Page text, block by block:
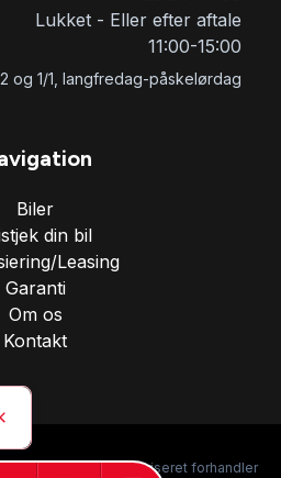
Lukket - Eller efter aftale
11:00-15:00
og 1/1, langfredag-påskelørdag
Biler
din bil
Leasing
Garanti
Om os
Kontakt
og en uautoriseret forhandler
Skjul